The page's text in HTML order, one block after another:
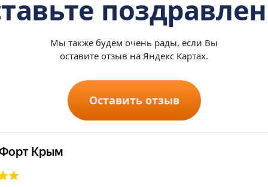
Мы также будем очень рады, если Вы
оставите отзыв на Яндекс Картах.
Оставить отзыв